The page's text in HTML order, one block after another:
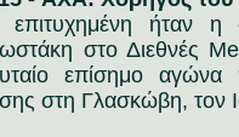
επιτυχημένη ήταν η
στο Διεθνές
επίσημο
στη Γλασκώβη, τον